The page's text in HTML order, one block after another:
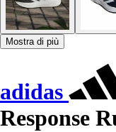
Mostra di più
adidas
Response